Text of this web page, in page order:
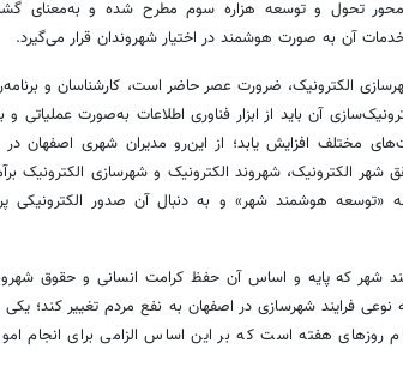
تحول و توسعه هزاره سوم مطرح شده و به‌معنای
آن به صورت هوشمند در اختیار شهروندان قرار می‌گیرد.
الکترونیک، ضرورت عصر حاضر است، کارشناسان و
آن باید از ابزار فناوری اطلاعات به‌صورت عملیاتی و
مختلف افزایش یابد؛ از این‌رو مدیران شهری اصفهان در
شهروند الکترونیک و شهرسازی الکترونیک
«توسعه هوشمند شهر» و به دنبال آن صدور الکترونیکی
شهر که پایه و اساس آن حفظ کرامت انسانی و حقوق
فرایند شهرسازی در اصفهان به نفع مردم تغییر کند؛ یکی
بودن آن در تمام روزهای هفته است که بر این اساس الزامی برای انجام
در مسیر
فیلم | حضور پرشور عاشقان
مرز مهران